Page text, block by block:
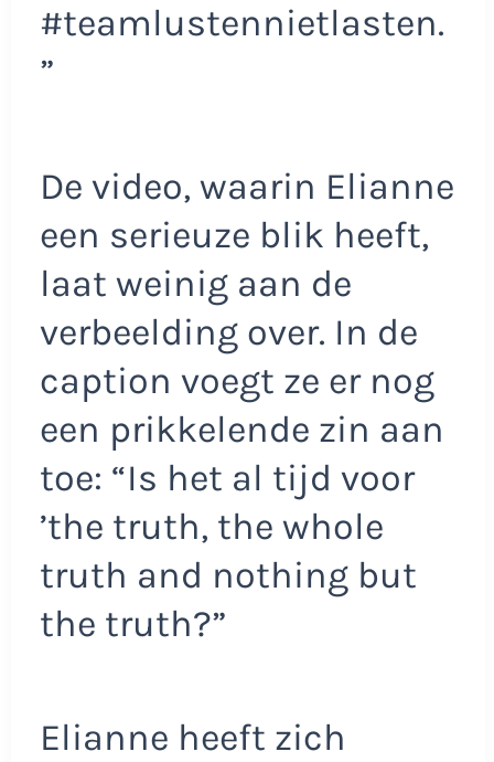
#teamlustennietlasten.
”
De video, waarin Elianne
een serieuze blik heeft,
laat weinig aan de
verbeelding over. In de
caption voegt ze er nog
een prikkelende zin aan
toe: “Is het al tijd voor
’the truth, the whole
truth and nothing but
the truth?”
Elianne heeft zich